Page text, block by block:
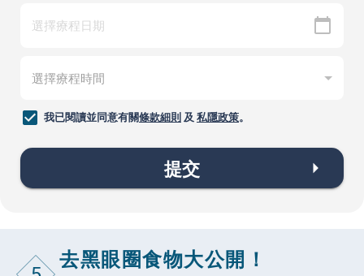
我已閱讀並同意有關條款細則 及 私隱政策。
提交
去黑眼圈食物大公開！